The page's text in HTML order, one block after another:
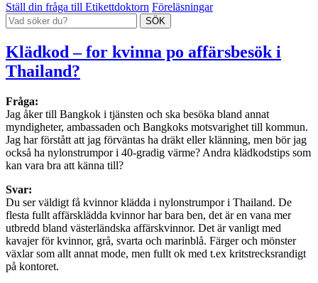
Ställ din fråga till Etikettdoktorn Föreläsningar
Klädkod – for kvinna po affärsbesök i
Thailand?
Fråga:
Jag åker till Bangkok i tjänsten och ska besöka bland annat
myndigheter, ambassaden och Bangkoks motsvarighet till kommun.
Jag har förstått att jag förväntas ha dräkt eller klänning, men bör jag
också ha nylonstrumpor i 40-gradig värme? Andra klädkodstips som
kan vara bra att känna till?
Svar:
Du ser väldigt få kvinnor klädda i nylonstrumpor i Thailand. De
flesta fullt affärsklädda kvinnor har bara ben, det är en vana mer
utbredd bland västerländska affärskvinnor. Det är vanligt med
kavajer för kvinnor, grå, svarta och marinblå. Färger och mönster
växlar som allt annat mode, men fullt ok med t.ex kritstrecksrandigt
på kontoret.